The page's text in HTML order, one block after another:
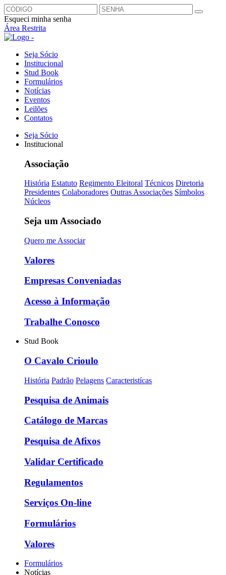
Esqueci minha senha
Área Restrita
Seja Sócio
Institucional
Stud Book
Formulários
Notícias
Eventos
Leilões
Contatos
Seja Sócio
Institucional
Associação
História Estatuto Regimento Eleitoral Técnicos Diretoria
Presidentes Colaboradores Outras Associações Símbolos
Núcleos
Seja um Associado
Quero me Associar
Valores
Empresas Conveniadas
Acesso à Informação
Trabalhe Conosco
Stud Book
O Cavalo Crioulo
História Padrão Pelagens Caracteristícas
Pesquisa de Animais
Catálogo de Marcas
Pesquisa de Afixos
Validar Certificado
Regulamentos
Serviços On-line
Formulários
Valores
Formulários
Notícias